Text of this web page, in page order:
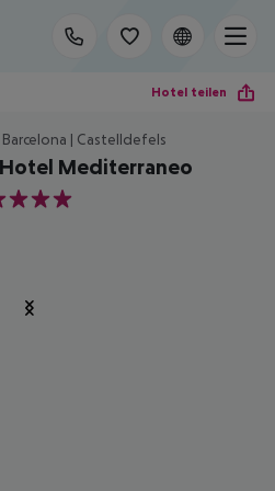
Hotel teilen
| Castelldefels
Mediterraneo